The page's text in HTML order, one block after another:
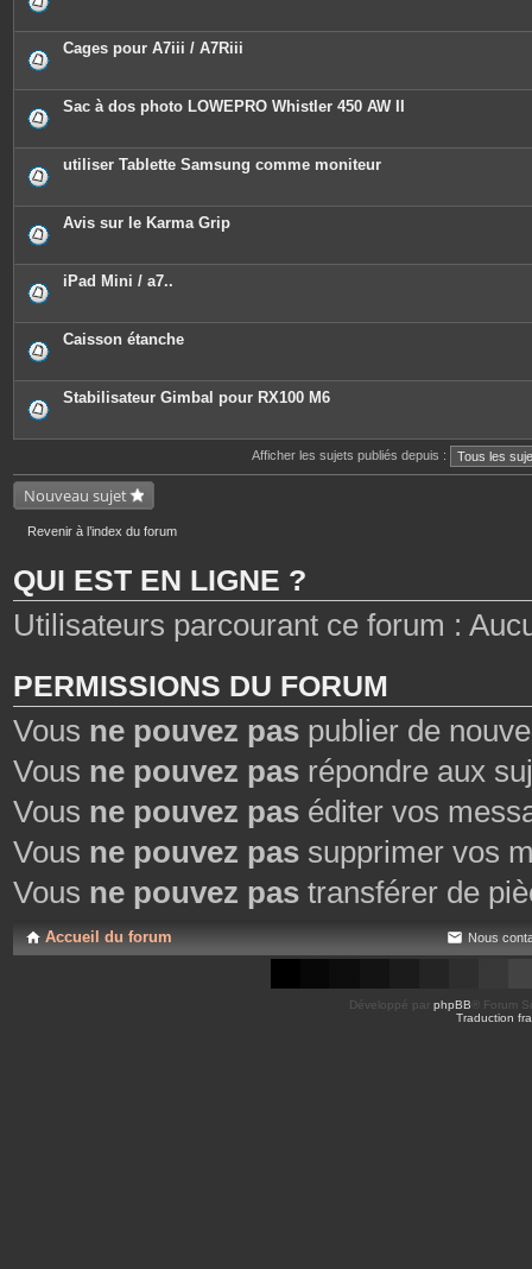
Cages pour A7iii / A7Riii
Sac à dos photo LOWEPRO Whistler 450 AW II
utiliser Tablette Samsung comme moniteur
Avis sur le Karma Grip
iPad Mini / a7..
Caisson étanche
Stabilisateur Gimbal pour RX100 M6
Afficher les sujets publiés depuis :
Nouveau sujet
Revenir à l’index du forum
QUI EST EN LIGNE ?
Utilisateurs parcourant ce forum :
PERMISSIONS DU FORUM
Vous ne pouvez pas publier de
Vous ne pouvez pas répondre aux
Vous ne pouvez pas éditer vos
Vous ne pouvez pas supprimer vos
Vous ne pouvez pas transférer de
Accueil du forum Nous
Développé par phpBB ® Forum
Traduction